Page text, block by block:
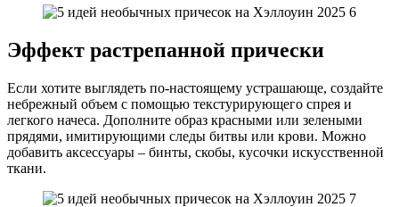
Эффект растрепанной прически
Если хотите выглядеть по-настоящему устрашающе, создайте
небрежный объем с помощью текстурирующего спрея и
легкого начеса. Дополните образ красными или зелеными
прядями, имитирующими следы битвы или крови. Можно
добавить аксессуары – бинты, скобы, кусочки искусственной
ткани.